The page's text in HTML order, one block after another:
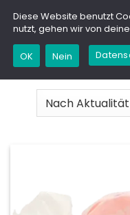
Inhalt
springen
Diese Website benutzt
nutzt, gehen wir von
OK Nein